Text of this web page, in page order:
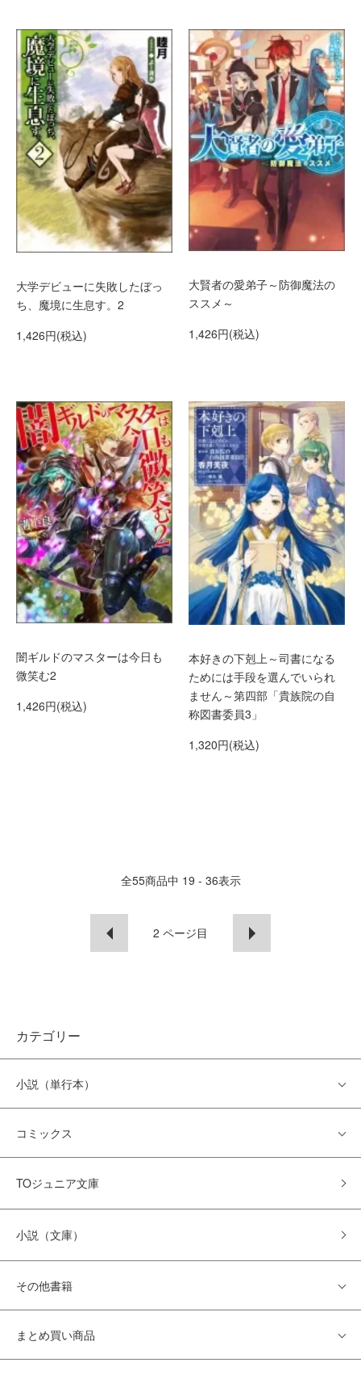
大学デビューに失敗したぼっ
ち、魔境に生息す。2
1,426円(税込)
大賢者の愛弟子～防御魔法の
ススメ～
1,426円(税込)
闇ギルドのマスターは今日も
微笑む2
1,426円(税込)
本好きの下剋上～司書になる
ためには手段を選んでいられ
ません～第四部「貴族院の自
称図書委員3」
1,320円(税込)
全55商品中 19 - 36表示
2 ページ目
カテゴリー
小説（単行本）
コミックス
TOジュニア文庫
小説（文庫）
その他書籍
まとめ買い商品